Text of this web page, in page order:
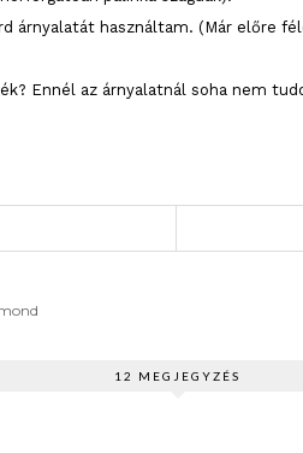
árnyalatát használtam. (Már előre
Ennél az árnyalatnál soha nem
12 MEGJEGYZÉS